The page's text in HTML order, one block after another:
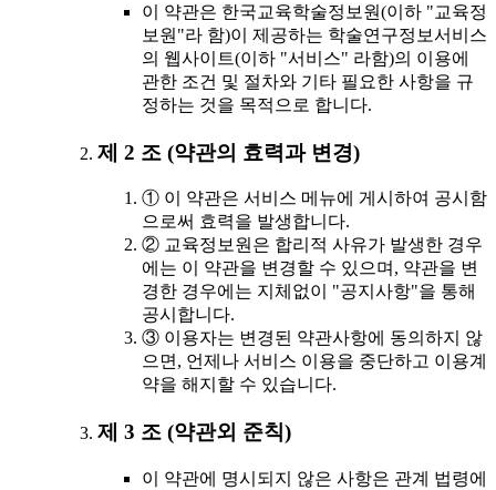
이 약관은 한국교육학술정보원(이하 "교육정
보원"라 함)이 제공하는 학술연구정보서비스
의 웹사이트(이하 "서비스" 라함)의 이용에
관한 조건 및 절차와 기타 필요한 사항을 규
정하는 것을 목적으로 합니다.
제 2 조 (약관의 효력과 변경)
① 이 약관은 서비스 메뉴에 게시하여 공시함
으로써 효력을 발생합니다.
② 교육정보원은 합리적 사유가 발생한 경우
에는 이 약관을 변경할 수 있으며, 약관을 변
경한 경우에는 지체없이 "공지사항"을 통해
공시합니다.
③ 이용자는 변경된 약관사항에 동의하지 않
으면, 언제나 서비스 이용을 중단하고 이용계
약을 해지할 수 있습니다.
제 3 조 (약관외 준칙)
이 약관에 명시되지 않은 사항은 관계 법령에